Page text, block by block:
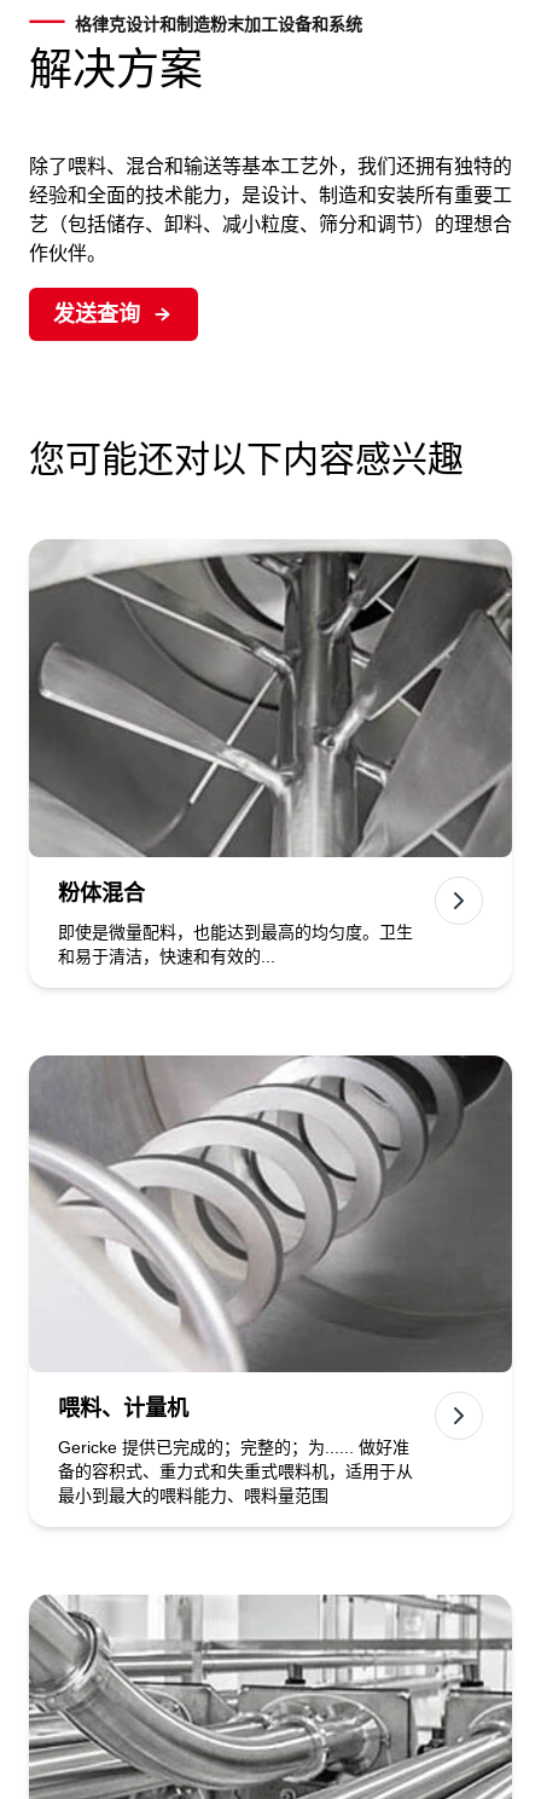
格律克设计和制造粉末加工设备和系统
解决方案
除了喂料、混合和输送等基本工艺外，我们还拥有独特的
经验和全面的技术能力，是设计、制造和安装所有重要工
艺（包括储存、卸料、减小粒度、筛分和调节）的理想合
作伙伴。
发送查询
您可能还对以下内容感兴趣
粉体混合
即使是微量配料，也能达到最高的均匀度。卫生
和易于清洁，快速和有效的...
喂料、计量机
Gericke 提供已完成的；完整的；为...... 做好准
备的容积式、重力式和失重式喂料机，适用于从
最小到最大的喂料能力、喂料量范围